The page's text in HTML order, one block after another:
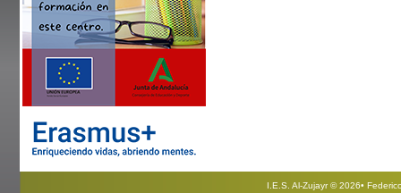
I.E.S. Al-Zujayr © 2026•